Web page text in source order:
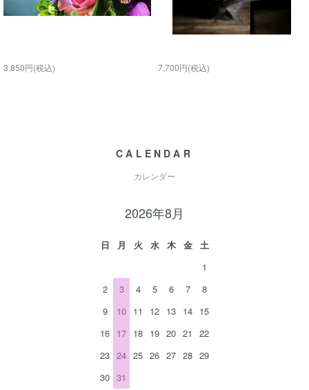
3,850円(税込) 7,700円(税込)
CALENDAR
カレンダー
2026年8月
日 月 火 水 木 金
土
1
2
3 4 5 6 7
8
9
10 11 12 13 14 15
16 17 18 19 20 21
22
23 24 25 26 27 28 29
30 31